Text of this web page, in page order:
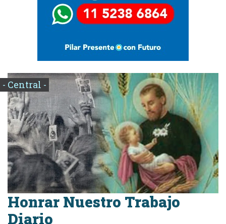
- Central -
Honrar Nuestro Trabajo
Diario